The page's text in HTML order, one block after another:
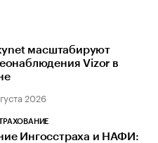
масштабируют
Vizor в
2026
Ингосстраха и НАФИ: